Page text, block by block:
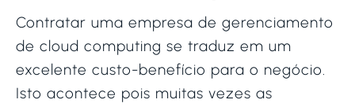
Contratar uma empresa de gerenciamento
de cloud computing se traduz em um
excelente custo-benefício para o negócio.
Isto acontece pois muitas vezes as